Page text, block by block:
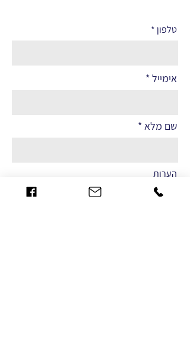
טלפון
אימייל
שם מלא
הערות